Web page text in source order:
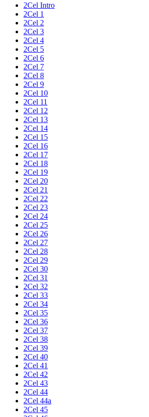
2Cel Intro
2Cel 1
2Cel 2
2Cel 3
2Cel 4
2Cel 5
2Cel 6
2Cel 7
2Cel 8
2Cel 9
2Cel 10
2Cel 11
2Cel 12
2Cel 13
2Cel 14
2Cel 15
2Cel 16
2Cel 17
2Cel 18
2Cel 19
2Cel 20
2Cel 21
2Cel 22
2Cel 23
2Cel 24
2Cel 25
2Cel 26
2Cel 27
2Cel 28
2Cel 29
2Cel 30
2Cel 31
2Cel 32
2Cel 33
2Cel 34
2Cel 35
2Cel 36
2Cel 37
2Cel 38
2Cel 39
2Cel 40
2Cel 41
2Cel 42
2Cel 43
2Cel 44
2Cel 44a
2Cel 45